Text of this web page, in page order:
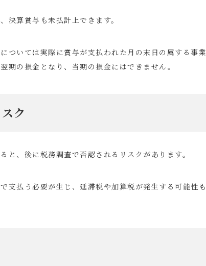
決算賞与も未払計上できます。
ついては実際に賞与が支払われた月の末日の属する事業
期の損金となり、当期の損金にはできません。
ク
、後に税務調査で否認されるリスクがあります。
支払う必要が生じ、延滞税や加算税が発生する可能性も